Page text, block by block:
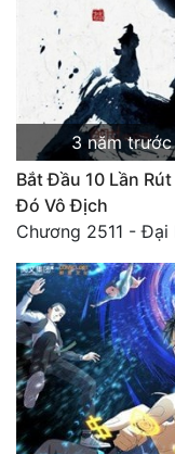
3 năm trước
Bắt Đầu 10 Lần Rút
Đó Vô Địch